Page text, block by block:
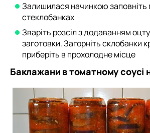
Залишилася начинкою заповніть
стеклобанках
Зваріть розсіл з додаванням оцту
заготовки. Загорніть склобанки
приберіть в прохолодне місце
Баклажани в томатному соусі